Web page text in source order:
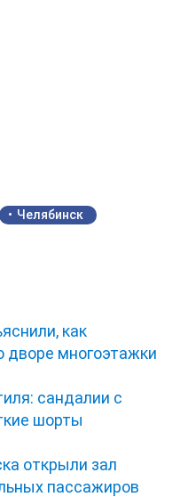
Челябинск
как
дворе многоэтажки
сандалии с
шорты
открыли зал
пассажиров